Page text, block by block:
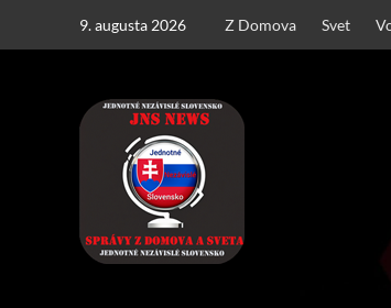
9. augusta 2026 Z Domova Svet